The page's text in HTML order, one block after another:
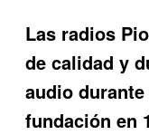
Las radios
de calidad y
audio
fundación en